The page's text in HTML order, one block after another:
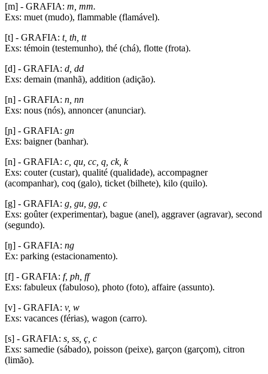
[m] - GRAFIA: m, mm.
Exs: muet (mudo), flammable (flamável).
[t] - GRAFIA: t, th, tt
Exs: témoin (testemunho), thé (chá), flotte (frota).
[d] - GRAFIA: d, dd
Exs: demain (manhã), addition (adição).
[n] - GRAFIA: n, nn
Exs: nous (nós), annoncer (anunciar).
[ɲ] - GRAFIA: gn
Exs: baigner (banhar).
[n] - GRAFIA: c, qu, cc, q, ck, k
Exs: couter (custar), qualité (qualidade), accompagner
(acompanhar), coq (galo), ticket (bilhete), kilo (quilo).
[g] - GRAFIA: g, gu, gg, c
Exs: goûter (experimentar), bague (anel), aggraver (agravar), second
(segundo).
[ŋ] - GRAFIA: ng
Ex: parking (estacionamento).
[f] - GRAFIA: f, ph, ff
Exs: fabuleux (fabuloso), photo (foto), affaire (assunto).
[v] - GRAFIA: v, w
Exs: vacances (férias), wagon (carro).
[s] - GRAFIA: s, ss, ç, c
Exs: samedie (sábado), poisson (peixe), garçon (garçom), citron
(limão).